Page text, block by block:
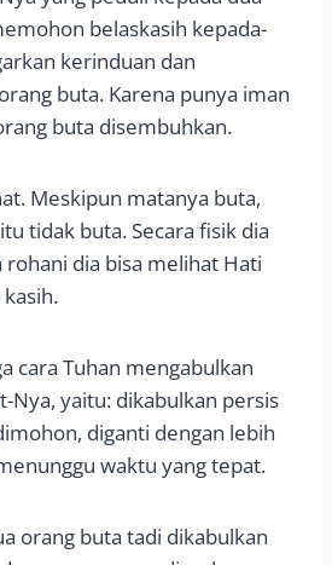
belaskasih kepada-
kerinduan dan
buta. Karena punya iman
buta disembuhkan.
Meskipun matanya buta,
tidak buta. Secara fisik dia
dia bisa melihat Hati
cara Tuhan mengabulkan
Nya, yaitu: dikabulkan persis
diganti dengan lebih
waktu yang tepat.
orang buta tadi dikabulkan